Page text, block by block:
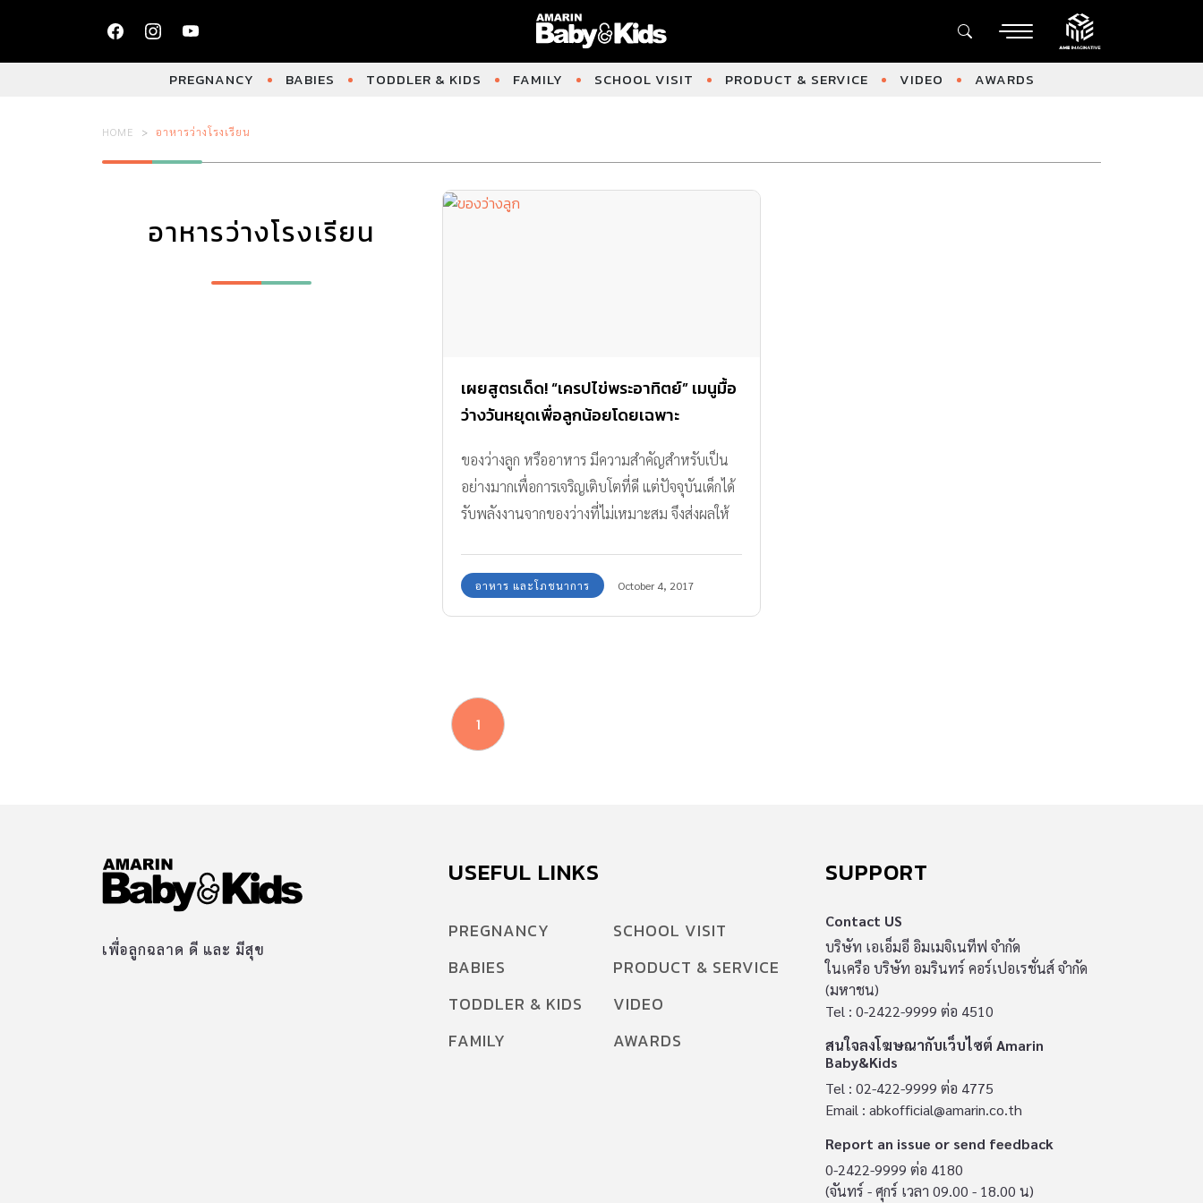
PREGNANCY BABIES TODDLER & KIDS FAMILY SCHOOL VISIT PRODUCT & SERVICE VIDEO AWARDS
HOME อาหารว่างโรงเรียน
อาหารว่างโรงเรียน
เผยสูตรเด็ด! “เครปไข่พระอาทิตย์” เมนูมื้อ
ว่างวันหยุดเพื่อลูกน้อยโดยเฉพาะ
ของว่างลูก หรืออาหาร มีความสำคัญสำหรับเป็น
อย่างมากเพื่อการเจริญเติบโตที่ดี แต่ปัจจุบันเด็กได้
รับพลังงานจากของว่างที่ไม่เหมาะสม จึงส่งผลให้
อาหาร และโภชนาการ October 4, 2017
1
เพื่อลูกฉลาด ดี และ มีสุข
USEFUL LINKS
PREGNANCY
BABIES
TODDLER & KIDS
FAMILY
SCHOOL VISIT
PRODUCT & SERVICE
VIDEO
AWARDS
SUPPORT
Contact US
บริษัท เอเอ็มอี อิมเมจิเนทีฟ จำกัด
ในเครือ บริษัท อมรินทร์ คอร์เปอเรชั่นส์ จำกัด
(มหาชน)
Tel : 0-2422-9999 ต่อ 4510
สนใจลงโฆษณากับเว็บไซต์ Amarin
Baby&Kids
Tel : 02-422-9999 ต่อ 4775
Email : abkofficial@amarin.co.th
Report an issue or send feedback
0-2422-9999 ต่อ 4180
(จันทร์ - ศุกร์ เวลา 09.00 - 18.00 น)